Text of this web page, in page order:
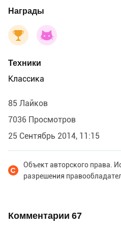
Награды
Техники
Классика
85 Лайков
7036 Просмотров
25 Сентябрь 2014, 11:15
Объект авторского права.
разрешения
Комментарии 67